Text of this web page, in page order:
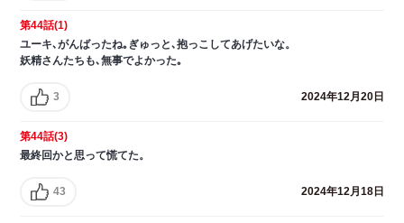
第44話(1)
ユーキ､がんばったね｡ぎゅっと､抱っこしてあげたいな。
妖精さんたちも､無事でよかった｡
3 2024年12月20日
第44話(3)
最終回かと思って慌てた。
43 2024年12月18日